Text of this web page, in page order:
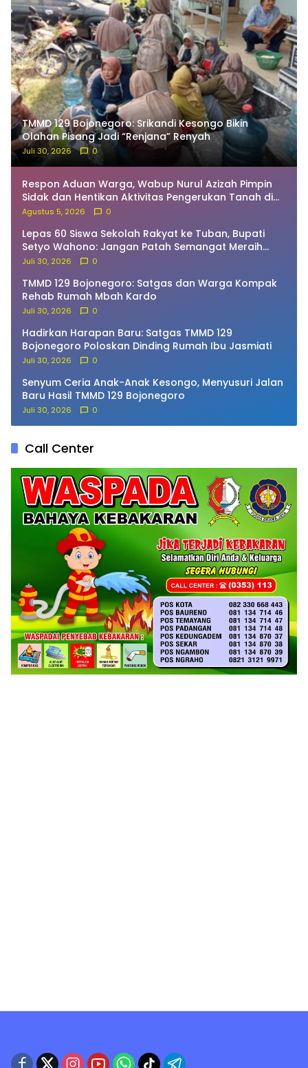
TMMD 129 Bojonegoro: Srikandi Kesongo Bikin
Olahan Pisang Jadi “Renjana” Renyah
Juli 30, 2026 0
Respon Aduan Warga, Wabup Nurul Azizah Pimpin
Sidak dan Hentikan Aktivitas Pengerukan Tanah di
Trucuk
Agustus 5, 2026 0
Lepas 60 Siswa Sekolah Rakyat ke Tuban, Bupati
Setyo Wahono: Jangan Patah Semangat Meraih
Cita-Cita!
Juli 30, 2026 0
TMMD 129 Bojonegoro: Satgas dan Warga Kompak
Rehab Rumah Mbah Kardo
Juli 30, 2026 0
Hadirkan Harapan Baru: Satgas TMMD 129
Bojonegoro Poloskan Dinding Rumah Ibu Jasmiati
Juli 30, 2026 0
Senyum Ceria Anak-Anak Kesongo, Menyusuri Jalan
Baru Hasil TMMD 129 Bojonegoro
Juli 30, 2026 0
Call Center